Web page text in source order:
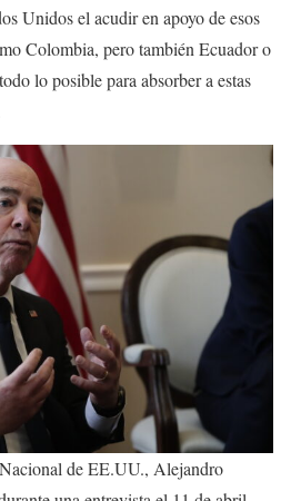
Unidos el acudir en apoyo de esos
Colombia, pero también Ecuador o
lo posible para absorber a estas
de EE.UU., Alejandro